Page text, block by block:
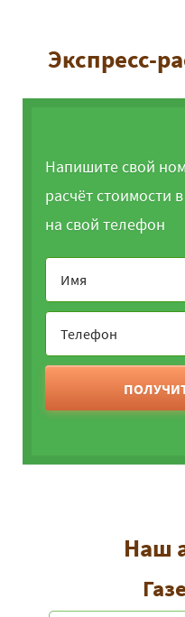
Экспресс-
Напишите свой
расчёт стоимости
на свой телефон
Наш